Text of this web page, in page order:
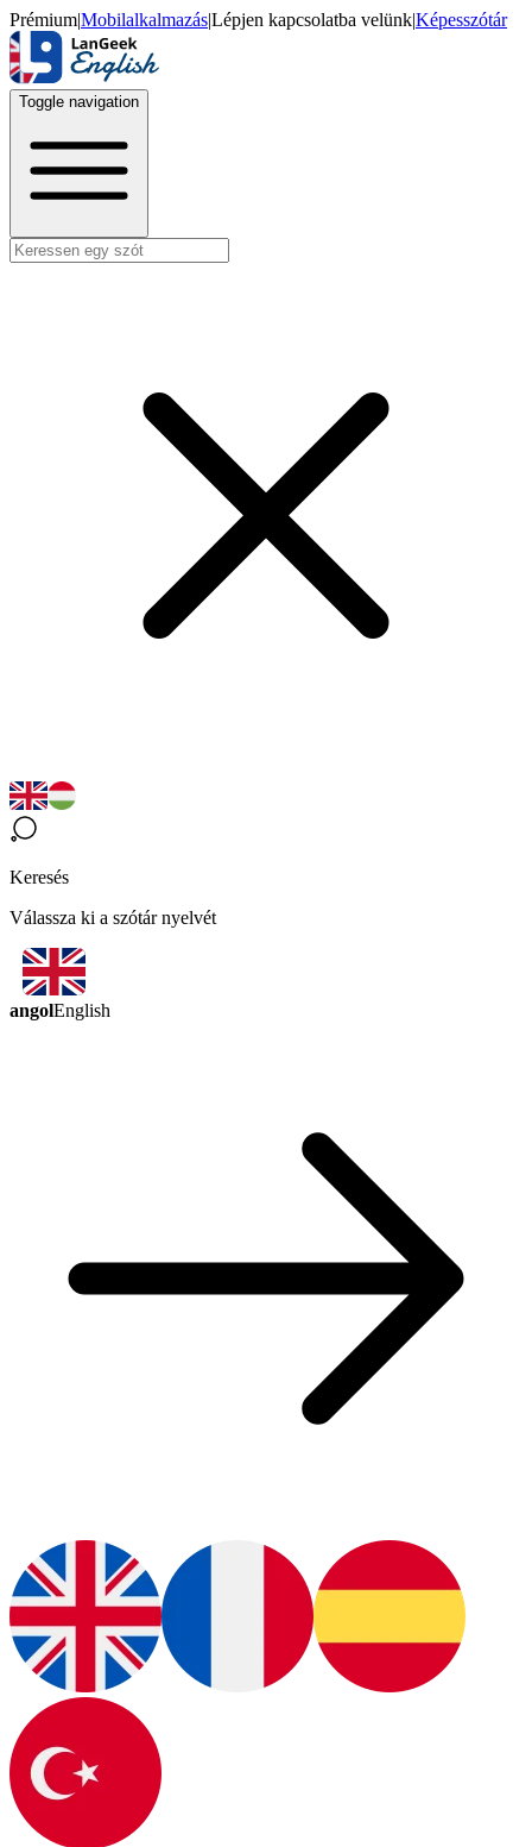
Prémium|Mobilalkalmazás|Lépjen kapcsolatba velünk|Képesszótár
Toggle navigation
Keresés
Válassza ki a szótár nyelvét
angolEnglish